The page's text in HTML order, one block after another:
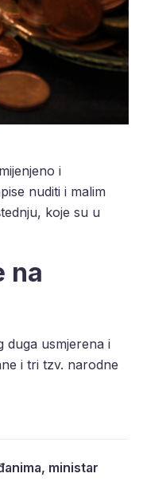
i
nuditi i malim
koje su u
na
usmjerena i
i tri tzv. narodne
ministar